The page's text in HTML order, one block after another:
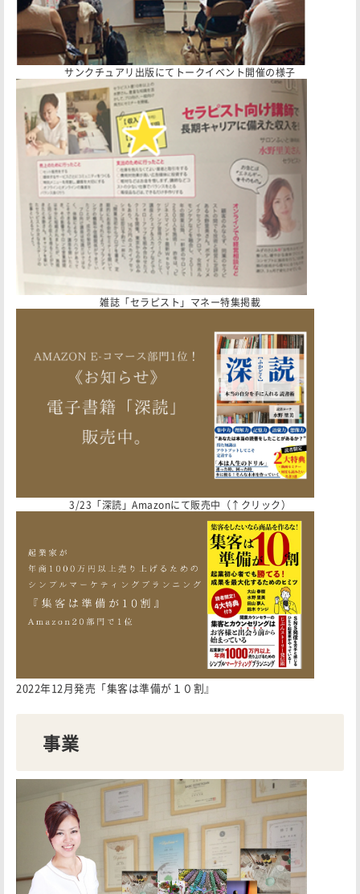
サンクチュアリ出版にてトークイベント開催の様子
雑誌「セラピスト」マネー特集掲載
3/23「深読」Amazonにて販売中（↑クリック）
2022年12月発売「集客は準備が１０割』
事業